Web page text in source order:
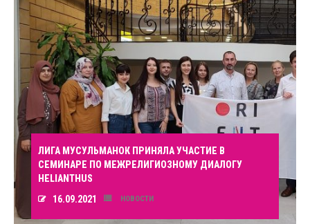
ЛИГА МУСУЛЬМАНОК ПРИНЯЛА УЧАСТИЕ В
СЕМИНАРЕ ПО МЕЖРЕЛИГИОЗНОМУ ДИАЛОГУ
HELIANTHUS
16.09.2021
НОВОСТИ